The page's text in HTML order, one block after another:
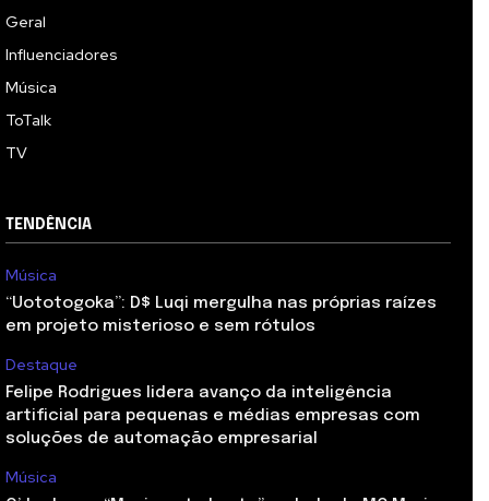
Geral
Influenciadores
Música
ToTalk
TV
TENDÊNCIA
Música
“Uototogoka”: D$ Luqi mergulha nas próprias raízes
em projeto misterioso e sem rótulos
Destaque
Felipe Rodrigues lidera avanço da inteligência
artificial para pequenas e médias empresas com
soluções de automação empresarial
Música